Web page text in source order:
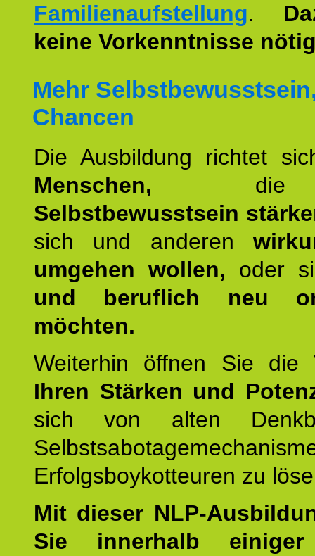
Familienaufstellung.
keine Vorkenntnisse
Mehr
Chancen
Die Ausbildung richtet
Menschen, die
Selbstbewusstsein
sich und anderen
umgehen wollen, oder
und beruflich neu
möchten.
Weiterhin öffnen Sie
Ihren Stärken und
sich von alten
Erfolgsboykotteuren zu
Mit dieser NLP-
Sie innerhalb einiger